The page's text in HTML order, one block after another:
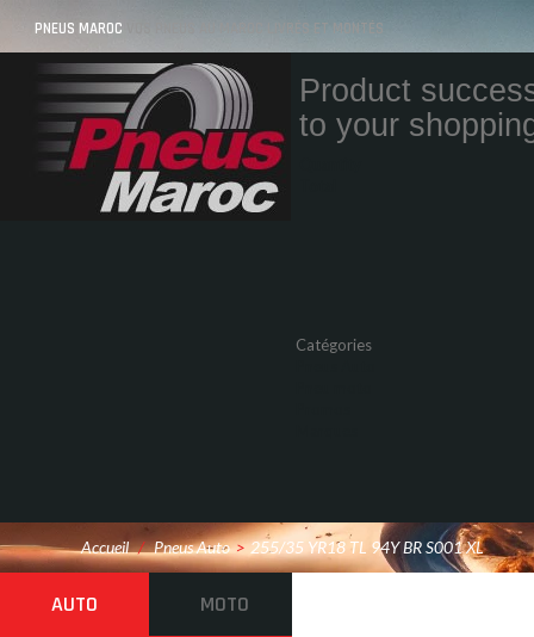
PNEUS MAROC VOS PNEUS AU MAROC LIVRÉS ET MONTÉS
Product
to your
Catégories
Accueil / Pneus Auto > 255/35 YR18 TL 94Y BR S001 XL
AUTO MOTO